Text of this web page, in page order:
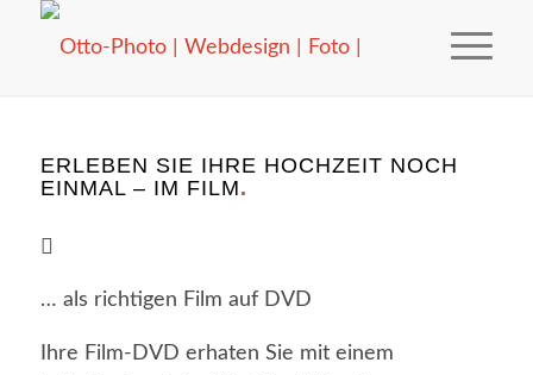
ERLEBEN SIE IHRE HOCHZEIT NOCH
EINMAL – IM FILM.
… als richtigen Film auf DVD
Ihre Film-DVD erhaten Sie mit einem